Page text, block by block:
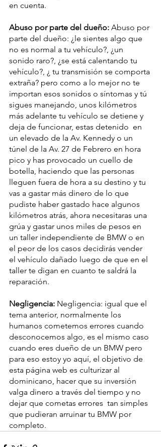
en cuenta.
Abuso por parte del dueño: Abuso por
parte del dueño: ¿le sientes algo que
no es normal a tu vehículo?, ¿un
sonido raro?, ¿se está calentando tu
vehículo?, ¿ tu transmisión se comporta
extraña? pero como a lo mejor no te
importan esos sonidos o síntomas y tú
sigues manejando, unos kilómetros
más adelante tu vehículo se detiene y
deja de funcionar, estas detenido  en
un elevado de la Av. Kennedy o un
túnel de la Av. 27 de Febrero en hora
pico y has provocado un cuello de
botella, haciendo que las personas
lleguen fuera de hora a su destino y tu
vas a gastar más dinero de lo que
pudiste haber gastado hace algunos
kilómetros atrás, ahora necesitaras una
grúa y gastar unos miles de pesos en
un taller independiente de BMW o en
el peor de los casos decidirás vender
el vehículo dañado luego de que en el
taller te digan en cuanto te saldrá la
reparación.
Negligencia: Negligencia: igual que el
tema anterior, normalmente los
humanos cometemos errores cuando
desconocemos algo, es el mismo caso
cuando eres dueño de un BMW pero
para eso estoy yo aquí, el objetivo de
esta página web es culturizar al
dominicano, hacer que su inversión
valga dinero a través del tiempo y no
dejar que cometas errores  tan simples
que pudieran arruinar tu BMW por
completo.